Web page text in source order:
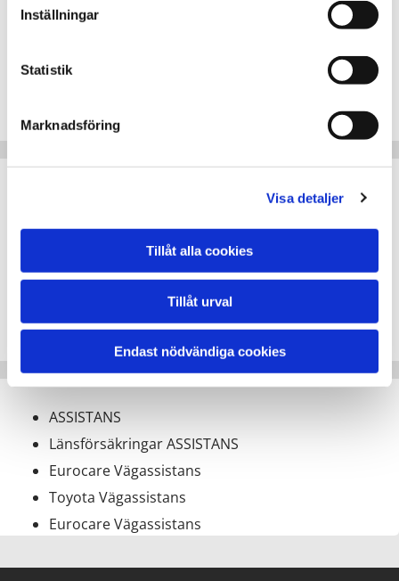
Inställningar
Statistik
Marknadsföring
Visa detaljer
Tillåt alla cookies
Tillåt urval
Endast nödvändiga cookies
Solid Assistance
Solid Vägassistans
M-Aäghjälp
Mitsubishi Assistance
MAP VÄGASSISTANS
ASSISTANS
Länsförsäkringar ASSISTANS
Eurocare Vägassistans
Toyota Vägassistans
Eurocare Vägassistans